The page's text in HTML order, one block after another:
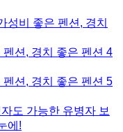
성비 좋은 펜션, 경치
션, 경치 좋은 펜션 4
션, 경치 좋은 펜션 5
도 가능한 유병자 보
에!